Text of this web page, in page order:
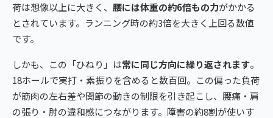
荷は想像以上に大きく、 腰には体重の約6倍もの力がかかる
とされています。ランニング時の約3倍を大きく上回る数値
です。
しかも、この「ひねり」は常に同じ方向に繰り返されます。
18ホールで実打・素振りを含めると数百回。この偏った負荷
が筋肉の左右差や関節の動きの制限を引き起こし、腰痛・肩
の張り・肘の違和感につながります。障害の約8割が使いす